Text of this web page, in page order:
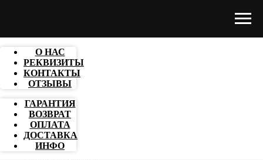
О НАС
РЕКВИЗИТЫ
КОНТАКТЫ
ОТЗЫВЫ
ГАРАНТИЯ
ВОЗВРАТ
ОПЛАТА
ДОСТАВКА
ИНФО